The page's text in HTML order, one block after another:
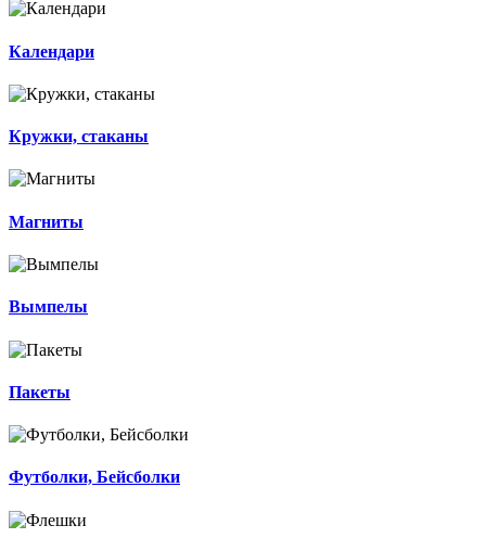
Календари
Кружки, стаканы
Магниты
Вымпелы
Пакеты
Футболки, Бейсболки